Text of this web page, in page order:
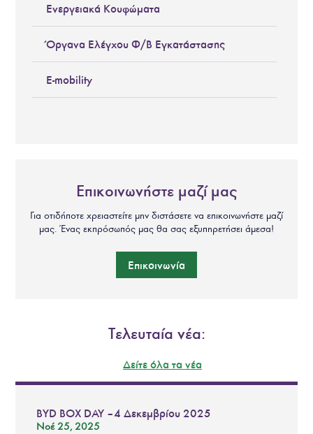
Ενεργειακά Κουφώματα
Όργανα Ελέγχου Φ/Β Εγκατάστασης
E-mobility
Επικοινωνήστε μαζί μας
Για οτιδήποτε χρειαστείτε μην διστάσετε να επικοινωνήστε μαζί
μας. Ένας εκπρόσωπός μας θα σας εξυπηρετήσει άμεσα!
Επικοινωνία
Τελευταία νέα:
Δείτε όλα τα νέα
BYD BOX DAY – 4 Δεκεμβρίου 2025
Νοέ 25, 2025